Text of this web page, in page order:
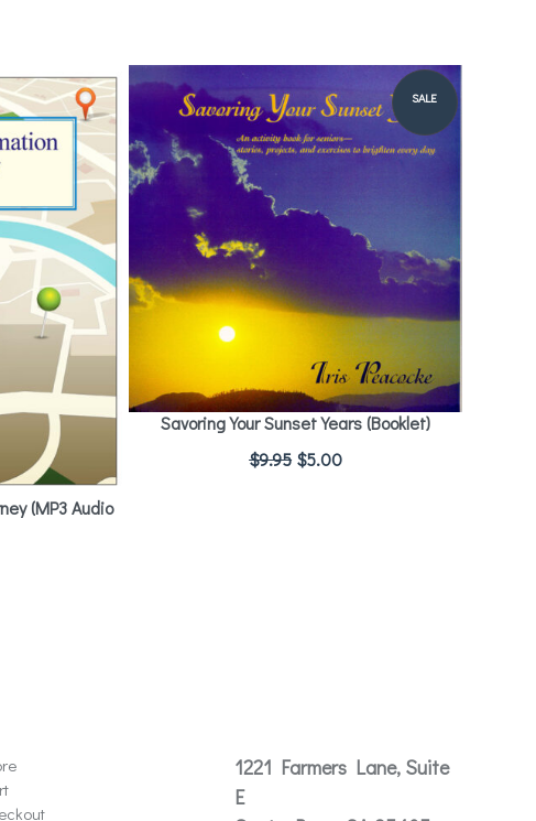
(MP3 Audio
SALE
Savoring Your Sunset Years (Booklet)
$9.95 $5.00
1221 Farmers Lane, Suite
E